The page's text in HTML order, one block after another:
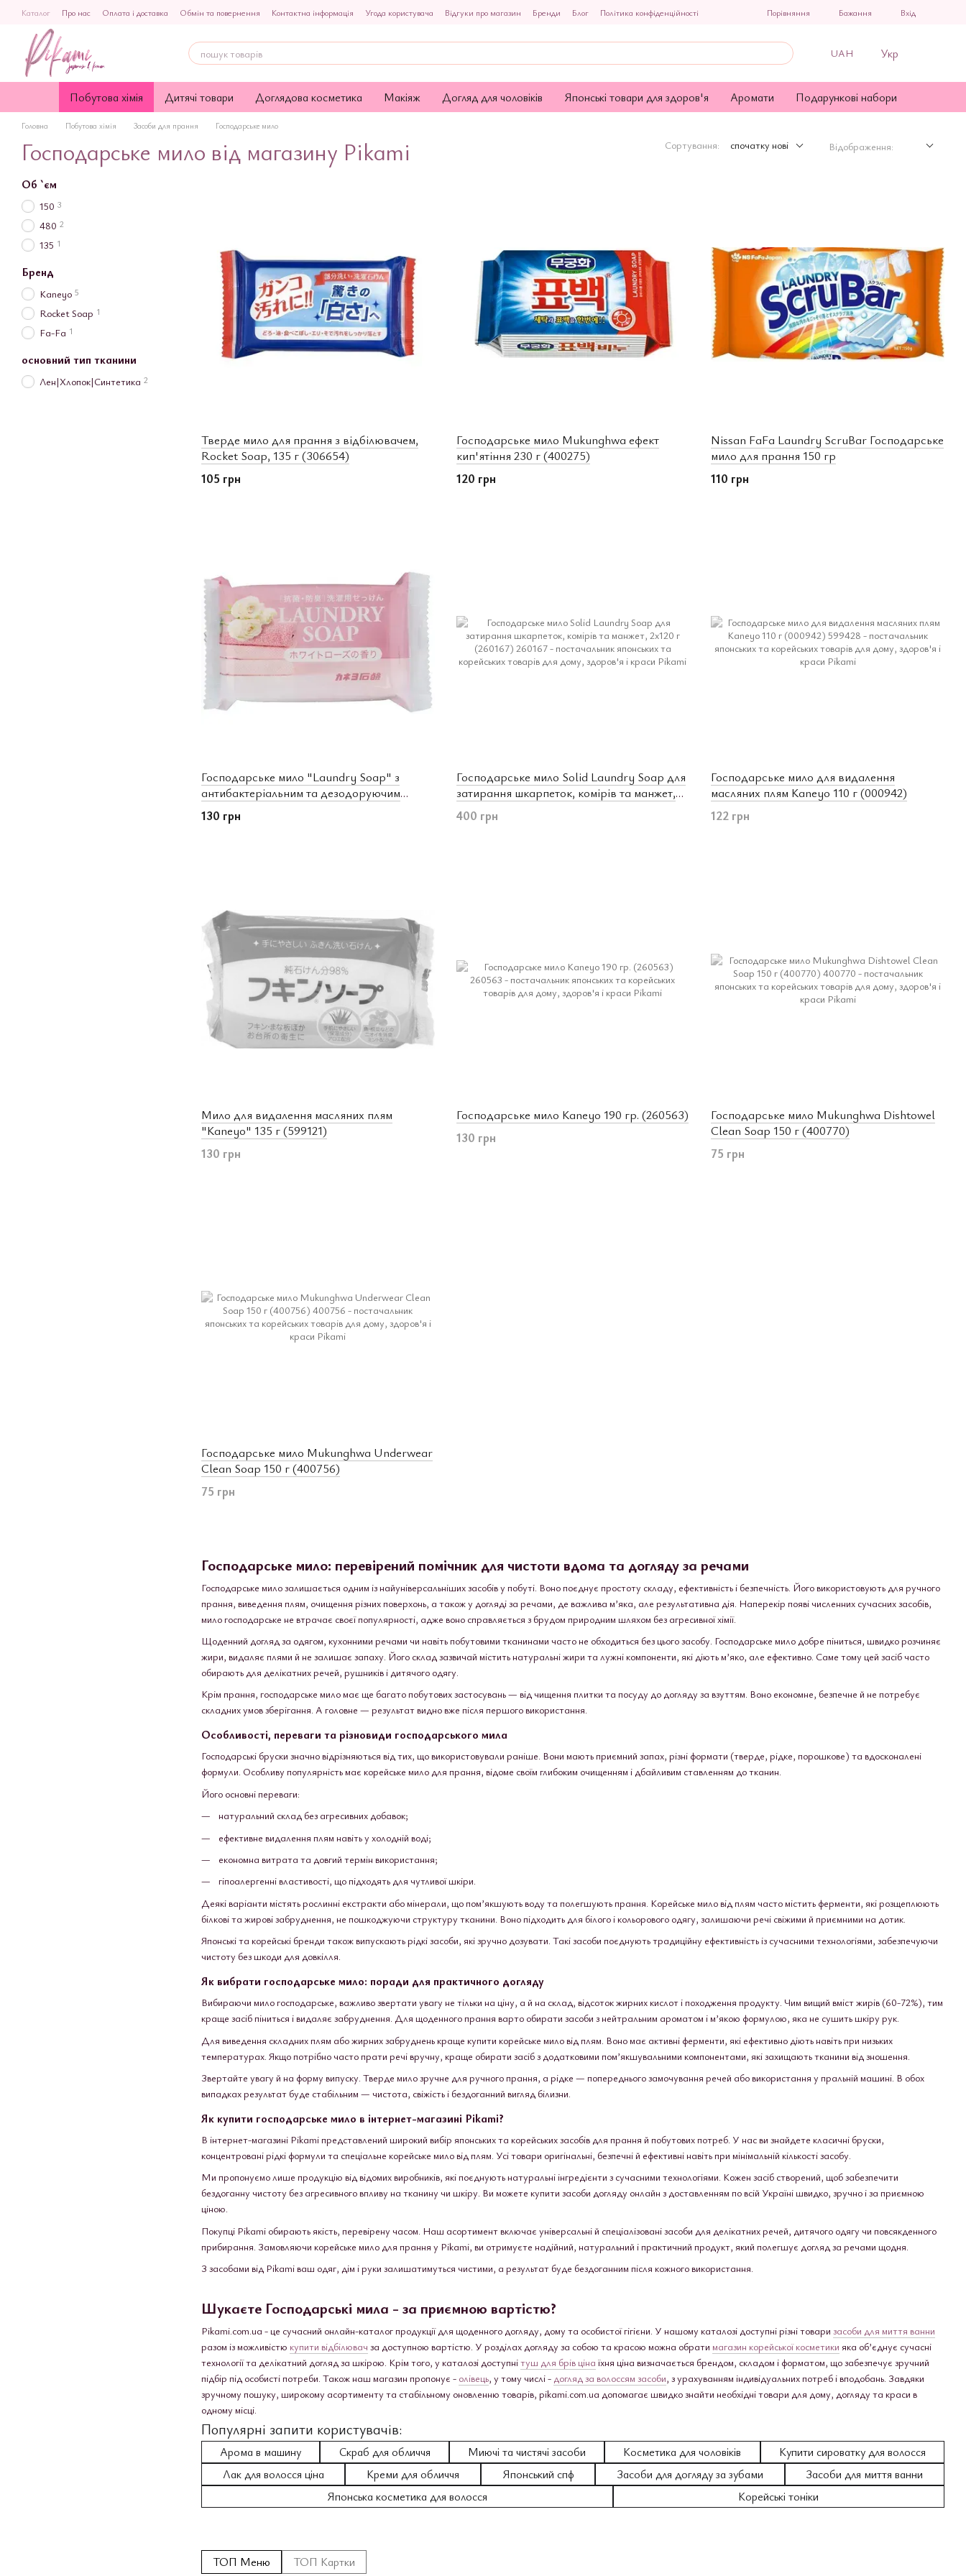
Перейти до основного контенту
Каталог Про нас Оплата і доставка Обмін та повернення Контактна інформація Угода користувача Відгуки про магазин Бренди Блог
Політика конфіденційності
Порівняння Бажання Вхід
UAH Укр
Побутова хімія Дитячі товари Доглядова косметика Макіяж Догляд для чоловіків Японські товари для здоров'я Аромати Подарункові набори
Головна Побутова хімія Засоби для прання Господарське мило
Господарське мило від магазину Pikami Сортування: спочатку нові Відображення:
Господарське мило: перевірений помічник для чистоти вдома та догляду за речами
Господарське мило залишається одним із найуніверсальніших засобів у побуті. Воно поєднує простоту складу, ефективність і безпечність. Його використовують для ручного
прання, виведення плям, очищення різних поверхонь, а також у догляді за речами, де важлива м’яка, але результативна дія. Наперекір появі численних сучасних засобів,
мило господарське не втрачає своєї популярності, адже воно справляється з брудом природним шляхом без агресивної хімії.
Щоденний догляд за одягом, кухонними речами чи навіть побутовими тканинами часто не обходиться без цього засобу. Господарське мило добре піниться, швидко розчиняє
жири, видаляє плями й не залишає запаху. Його склад зазвичай містить натуральні жири та лужні компоненти, які діють м’яко, але ефективно. Саме тому цей засіб часто
обирають для делікатних речей, рушників і дитячого одягу.
Крім прання, господарське мило має ще багато побутових застосувань — від чищення плитки та посуду до догляду за взуттям. Воно економне, безпечне й не потребує
складних умов зберігання. А головне — результат видно вже після першого використання.
Особливості, переваги та різновиди господарського мила
Господарські бруски значно відрізняються від тих, що використовували раніше. Вони мають приємний запах, різні формати (тверде, рідке, порошкове) та вдосконалені
формули. Особливу популярність має корейське мило для прання, відоме своїм глибоким очищенням і дбайливим ставленням до тканин.
Його основні переваги:
натуральний склад без агресивних добавок;
ефективне видалення плям навіть у холодній воді;
економна витрата та довгий термін використання;
гіпоалергенні властивості, що підходять для чутливої шкіри.
Деякі варіанти містять рослинні екстракти або мінерали, що пом’якшують воду та полегшують прання. Корейське мило від плям часто містить ферменти, які розщеплюють
білкові та жирові забруднення, не пошкоджуючи структуру тканини. Воно підходить для білого і кольорового одягу, залишаючи речі свіжими й приємними на дотик.
Японські та корейські бренди також випускають рідкі засоби, які зручно дозувати. Такі засоби поєднують традиційну ефективність із сучасними технологіями, забезпечуючи
чистоту без шкоди для довкілля.
Як вибрати господарське мило: поради для практичного догляду
Вибираючи мило господарське, важливо звертати увагу не тільки на ціну, а й на склад, відсоток жирних кислот і походження продукту. Чим вищий вміст жирів (60-72%), тим
краще засіб піниться і видаляє забруднення. Для щоденного прання варто обирати засоби з нейтральним ароматом і м’якою формулою, яка не сушить шкіру рук.
Для виведення складних плям або жирних забруднень краще купити корейське мило від плям. Воно має активні ферменти, які ефективно діють навіть при низьких
температурах. Якщо потрібно часто прати речі вручну, краще обирати засіб з додатковими пом’якшувальними компонентами, які захищають тканини від зношення.
Звертайте увагу й на форму випуску. Тверде мило зручне для ручного прання, а рідке — попереднього замочування речей або використання у пральній машині. В обох
випадках результат буде стабільним — чистота, свіжість і бездоганний вигляд білизни.
Як купити господарське мило в інтернет-магазині Pikami?
В інтернет-магазині Pikami представлений широкий вибір японських та корейських засобів для прання й побутових потреб. У нас ви знайдете класичні бруски,
концентровані рідкі формули та спеціальне корейське мило від плям. Усі товари оригінальні, безпечні й ефективні навіть при мінімальній кількості засобу.
Ми пропонуємо лише продукцію від відомих виробників, які поєднують натуральні інгредієнти з сучасними технологіями. Кожен засіб створений, щоб забезпечити
бездоганну чистоту без агресивного впливу на тканину чи шкіру. Ви можете купити засоби догляду онлайн з доставленням по всій Україні швидко, зручно і за приємною
ціною.
Покупці Pikami обирають якість, перевірену часом. Наш асортимент включає універсальні й спеціалізовані засоби для делікатних речей, дитячого одягу чи повсякденного
прибирання. Замовляючи корейське мило для прання у Pikami, ви отримуєте надійний, натуральний і практичний продукт, який полегшує догляд за речами щодня.
З засобами від Pikami ваш одяг, дім і руки залишатимуться чистими, а результат буде бездоганним після кожного використання.
Шукаєте Господарські мила - за приємною вартістю?
Pikami.com.ua - це сучасний онлайн-каталог продукції для щоденного догляду, дому та особистої гігієни. У нашому каталозі доступні різні товари засоби для миття ванни
разом із можливістю купити відбілювач за доступною вартістю. У розділах догляду за собою та красою можна обрати магазин корейської косметики яка об’єднує сучасні
технології та делікатний догляд за шкірою. Крім того, у каталозі доступнітуш для брів ціна їхня ціна визначається брендом, складом і форматом, що забезпечує зручний
підбір під особисті потреби. Також наш магазин пропонує - олівець, у тому числі - догляд за волоссям засоби, з урахуванням індивідуальних потреб і вподобань. Завдяки
зручному пошуку, широкому асортименту та стабільному оновленню товарів, pikami.com.ua допомагає швидко знайти необхідні товари для дому, догляду та краси в
одному місці.
Популярні запити користувачів:
Арома в машину Скраб для обличчя Миючі та чистячі засоби Косметика для чоловіків
Купити сироватку для волосся
Лак для волосся ціна
Креми для обличчя Японський спф Засоби для догляду за зубами
Засоби для миття ванни
Японська косметика для волосся
Корейські тоніки
ТОП Меню ТОП Картки
Тверде мило для прання з відбілювачем,
Rocket Soap, 135 г (306654)
105 грн
Господарське мило Mukunghwa ефект
кип'ятіння 230 г (400275)
120 грн
Nissan FaFa Laundry ScruBar Господарське
мило для прання 150 гр
110 грн
Господарське мило "Laundry Soap" з
антибактеріальним та дезодоруючим
ефектом (шматок 135 гр). (240411)
130 грн
Господарське мило Solid Laundry Soap для
затирання шкарпеток, комірів та манжет,
2х120 г (260167)
400 грн
Господарське мило для видалення
масляних плям Kaneyo 110 г (000942)
122 грн
Мило для видалення масляних плям
"Kaneyo" 135 г (599121)
130 грн
Господарське мило Kaneyo 190 гр. (260563)
130 грн
Господарське мило Mukunghwa Dishtowel
Clean Soap 150 г (400770)
75 грн
Господарське мило Mukunghwa Underwear
Clean Soap 150 г (400756)
75 грн
Об `єм
150 3
480 2
135 1
Бренд
Kaneyo 5
Rocket Soap 1
Fa-Fa 1
основний тип тканини
Лен|Хлопок|Синтетика 2